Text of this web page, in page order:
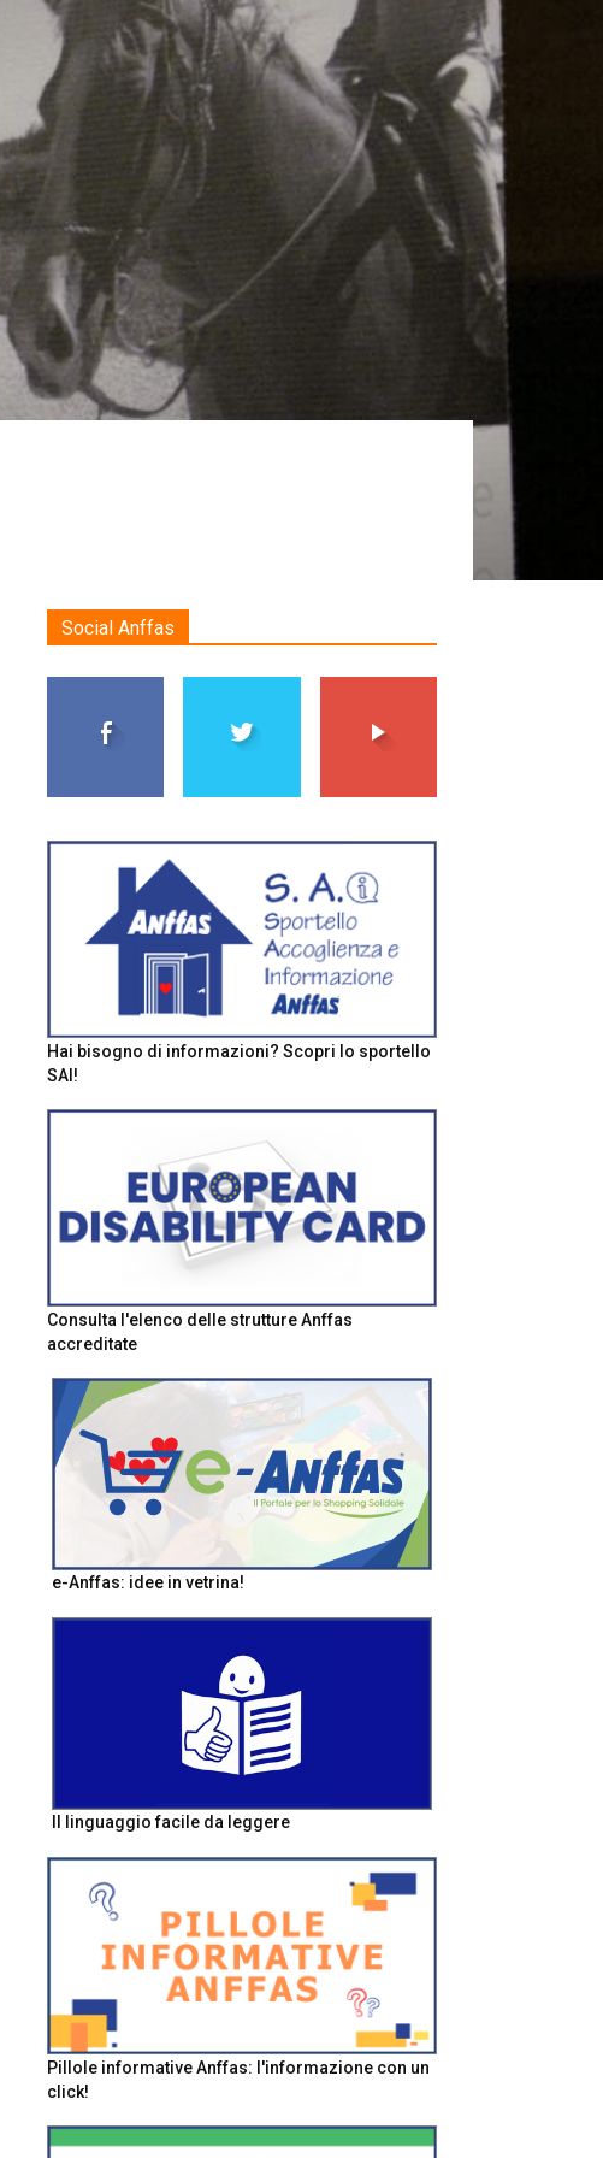
Social Anffas
Hai bisogno di informazioni? Scopri lo sportello
SAI!
Consulta l'elenco delle strutture Anffas
accreditate
e-Anffas: idee in vetrina!
Il linguaggio facile da leggere
Pillole informative Anffas: l'informazione con un
click!